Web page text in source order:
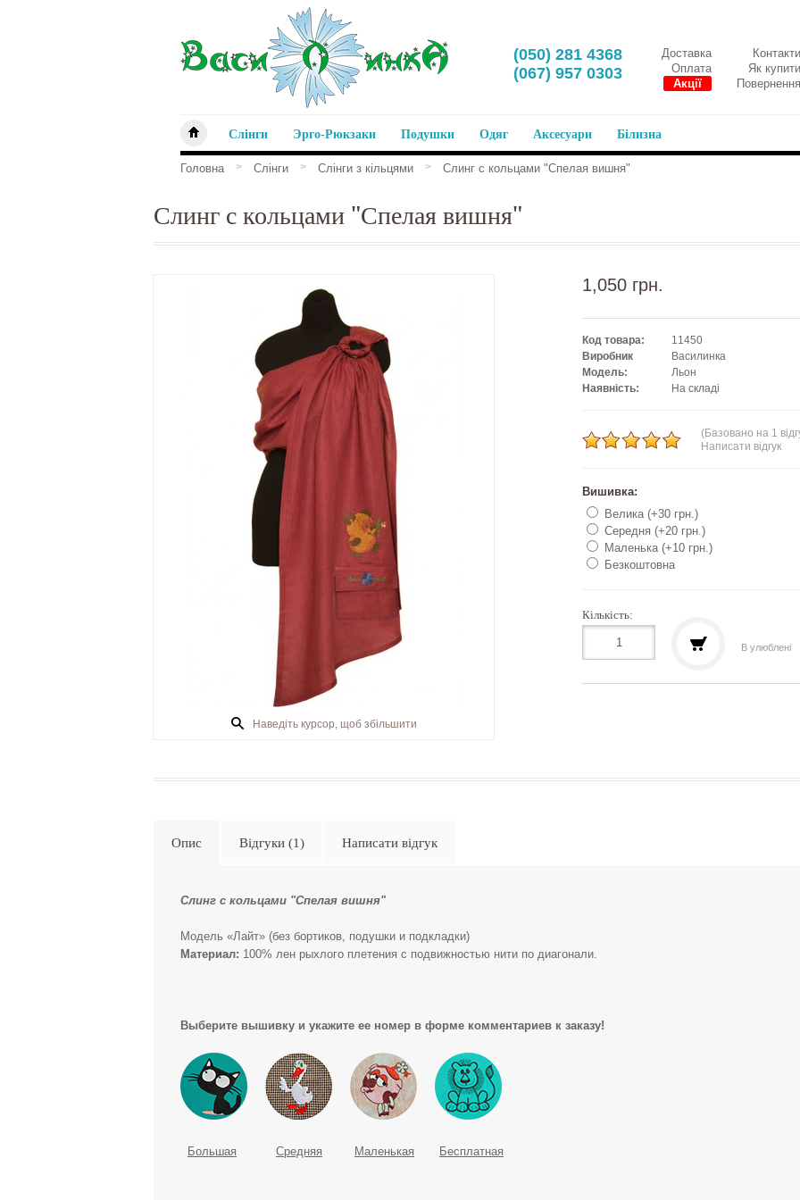
Контакти
Доставка
Як купити
Оплата
Повернення
Акції
‎(050) 281 4368
‎(067) 957 0303
Слінги Эрго-Рюкзаки Подушки Одяг Аксесуари Білизна
Головна > Слінги > Слінги з кільцями > Слинг с кольцами "Спелая вишня"
Слинг с кольцами "Спелая вишня"
Наведіть курсор, щоб збільшити
1,050 грн.
Код товара:
11450
Виробник
Василинка
Модель:
Льон
Наявність:
На складі
(Базовано на 1
Написати відгук
Вишивка:
Велика (+30 грн.)
Середня (+20 грн.)
Маленька (+10 грн.)
Безкоштовна
Кількість:
В улюблені
Опис Відгуки (1) Написати відгук
Слинг с кольцами "Спелая вишня"
Модель «Лайт» (без бортиков, подушки и подкладки)
Материал: 100% лен рыхлого плетения с подвижностью нити по диагонали.
Выберите вышивку и укажите ее номер в форме комментариев к заказу!
Большая Средняя Маленькая Бесплатная